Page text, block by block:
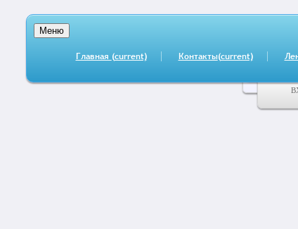
Меню
Главная (current) Контакты(current)